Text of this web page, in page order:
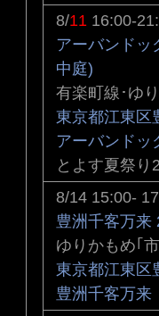
8/11 16:00-
アーバンドッ
中庭)
有楽町線･ゆ
東京都江東区
アーバンドッ
とよす夏祭り
8/14 15:00-
豊洲千客万来
ゆりかもめ｢
東京都江東区
豊洲千客万来